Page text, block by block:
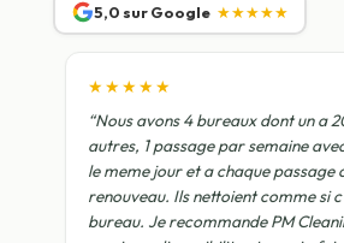
5,0 sur Google ★★★★★
★★★★★
“Nous avons 4 bureaux dont un a
autres, 1 passage par semaine
le meme jour et a chaque passage
renouveau. Ils nettoient comme si
bureau. Je recommande PM